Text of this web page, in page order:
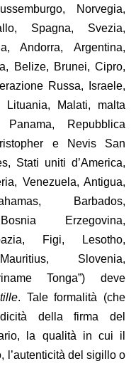
Norvegia,
Spagna, Svezia,
Andorra, Argentina,
Belize, Brunei, Cipro,
Russa, Israele,
Lituania, Malati, malta
Repubblica
e Nevis San
Stati uniti d’America,
Venezuela, Antigua,
Barbados,
Erzegovina,
Figi, Lesotho,
Slovenia,
Tonga”) deve
. Tale formalità (che
della firma del
la qualità in cui il
l’autenticità del sigillo o